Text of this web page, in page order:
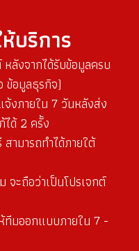
บริการ
ลังจากได้รับข้อมูลครบ
ข้อมูลธุรกิจ)
งภายใน 7 วันหลังส่ง
ได้ 2 ครั้ง
ามารถทำได้ภายใต้
ะถือว่าเป็นโปรเจกต์
ทีมออกแบบภายใน 7 -